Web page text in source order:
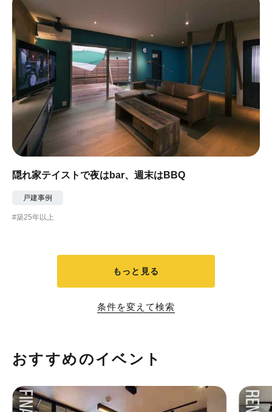
隠れ家テイストで夜はbar、週末はBBQ
戸建事例
#築25年以上
もっと見る
条件を変えて検索
おすすめのイベント